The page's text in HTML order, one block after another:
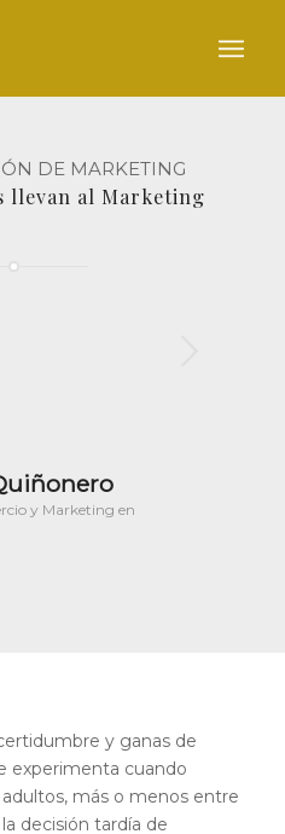
DE MARKETING
llevan al Marketing
y Marketing en
y ganas de
experimenta cuando
más o menos entre
la decisión tardía de